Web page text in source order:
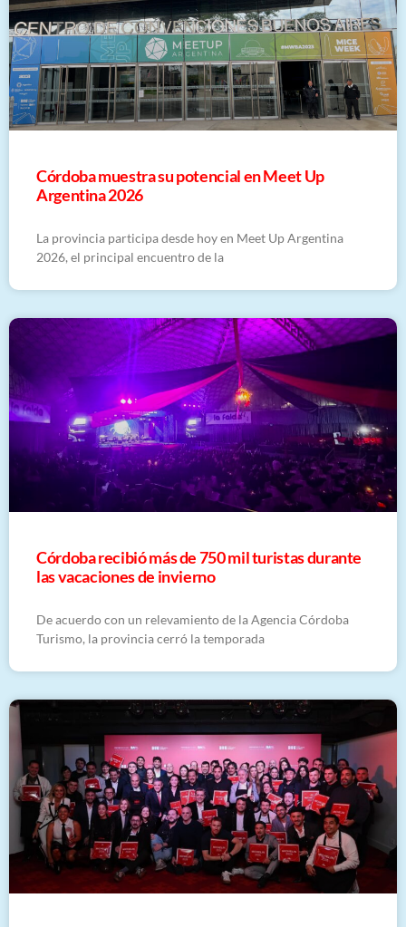
Córdoba muestra su potencial en Meet Up
Argentina 2026
La provincia participa desde hoy en Meet Up Argentina
2026, el principal encuentro de la
Córdoba recibió más de 750 mil turistas durante
las vacaciones de invierno
De acuerdo con un relevamiento de la Agencia Córdoba
Turismo, la provincia cerró la temporada